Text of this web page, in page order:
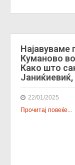
Најавуваме
Куманово
Како што
22/01/2025
Прочитај повеќе...